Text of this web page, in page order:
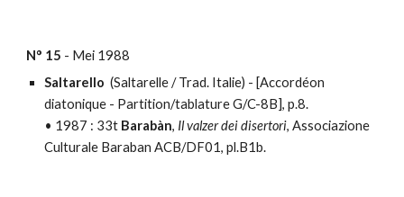
N° 15 - Mei 1988
Saltarello (Saltarelle / Trad. Italie) - [Accordéon
diatonique - Partition/tablatureG/C-8B], p.8.
• 1987 : 33t Barabàn, Il valzer dei disertori, Associazione
Culturale Baraban ACB/DF01, pl.B1b.